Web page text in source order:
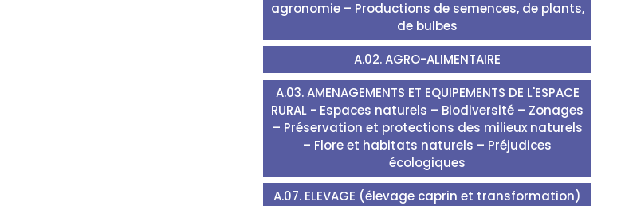
agronomie – Productions de semences, de plants,
de bulbes
A.02. AGRO-ALIMENTAIRE
A.03. AMENAGEMENTS ET EQUIPEMENTS DE L'ESPACE
RURAL - Espaces naturels – Biodiversité – Zonages
– Préservation et protections des milieux naturels
– Flore et habitats naturels – Préjudices
écologiques
A.07. ELEVAGE (élevage caprin et transformation)